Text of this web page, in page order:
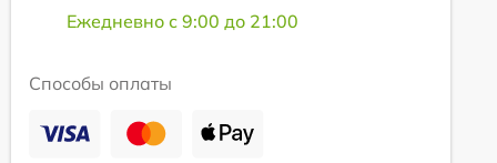
Ежедневно с 9:00 до 21:00
Способы оплаты